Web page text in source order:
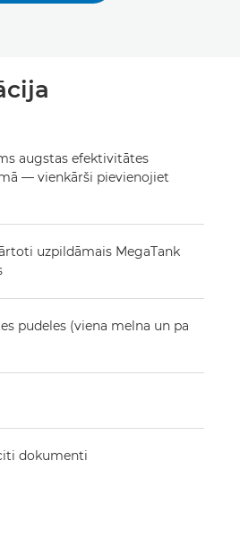
augstas efektivitātes
— vienkārši pievienojiet
uzpildāmais MegaTank
pudeles (viena melna un pa
dokumenti